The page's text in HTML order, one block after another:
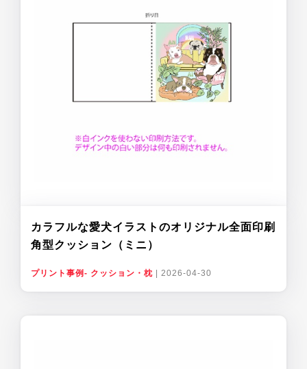
カラフルな愛犬イラストのオリジナル全面印刷
角型クッション（ミニ）
プリント事例- クッション・枕 2026-04-30